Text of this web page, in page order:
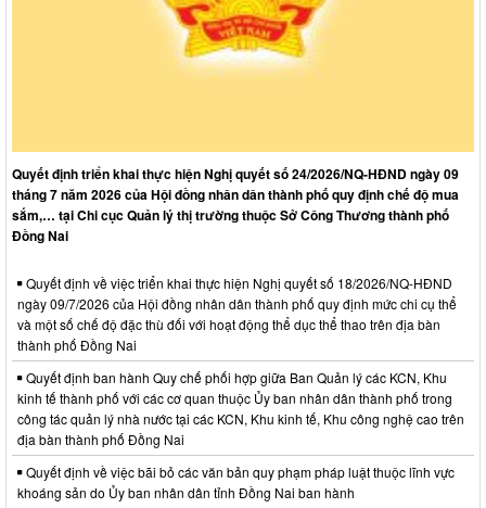
Quyết định triển khai thực hiện Nghị quyết số 24/2026/NQ-HĐND ngày 09
tháng 7 năm 2026 của Hội đồng nhân dân thành phố quy định chế độ mua
sắm,… tại Chi cục Quản lý thị trường thuộc Sở Công Thương thành phố
Đồng Nai
Quyết định về việc triển khai thực hiện Nghị quyết số 18/2026/NQ-HĐND
ngày 09/7/2026 của Hội đồng nhân dân thành phố quy định mức chi cụ thể
và một số chế độ đặc thù đối với hoạt động thể dục thể thao trên địa bàn
thành phố Đồng Nai
Quyết định ban hành Quy chế phối hợp giữa Ban Quản lý các KCN, Khu
kinh tế thành phố với các cơ quan thuộc Ủy ban nhân dân thành phố trong
công tác quản lý nhà nước tại các KCN, Khu kinh tế, Khu công nghệ cao trên
địa bàn thành phố Đồng Nai
Quyết định về việc bãi bỏ các văn bản quy phạm pháp luật thuộc lĩnh vực
khoáng sản do Ủy ban nhân dân tỉnh Đồng Nai ban hành